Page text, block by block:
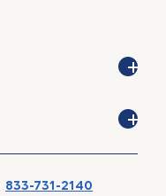
833-731-2140